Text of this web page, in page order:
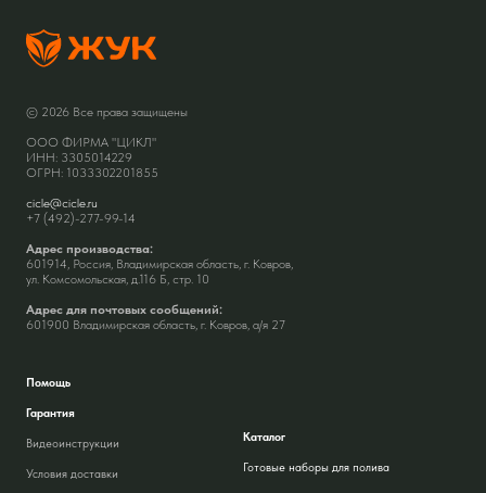
© 2026 Все права защищены
ООО ФИРМА "ЦИКЛ"
ИНН: 3305014229
ОГРН: 1033302201855
cicle@cicle.ru
+7 (492)-277-99-14
Адрес производства:
601914, Россия, Владимирская область, г. Ковров,
ул. Комсомольская, д.116 Б, стр. 10
Адрес для почтовых сообщений:
601900 Владимирская область, г. Ковров, а/я 27
Помощь
Гарантия
Видеоинструкции
Условия доставки
Каталог
Готовые наборы для полива